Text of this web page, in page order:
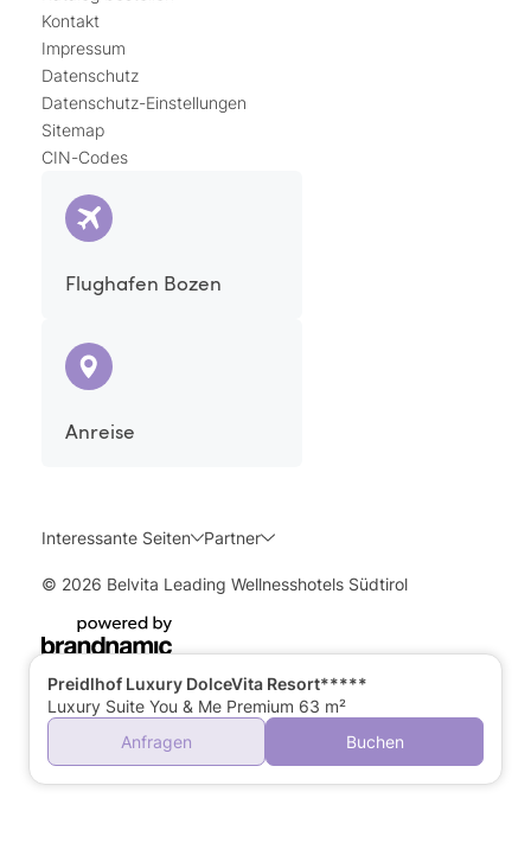
Preidlhof Luxury DolceVita Resort*****
Luxury Suite You & Me Premium 63 m²
Anfragen
Buchen
Kontakt
Impressum
Datenschutz
Datenschutz-Einstellungen
Sitemap
CIN-Codes
Flughafen Bozen
Anreise
Interessante Seiten Partner
© 2026 Belvita Leading Wellnesshotels Südtirol